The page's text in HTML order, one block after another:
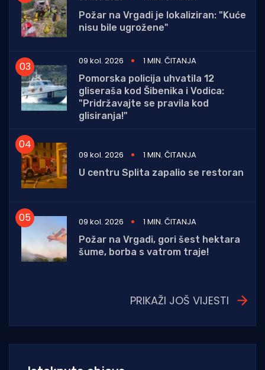
Požar na Vrgadi je lokaliziran: "Kuće
nisu bile ugrožene"
09 kol. 2026
1 MIN. ČITANJA
Pomorska policija uhvatila 12
gliseraša kod Šibenika i Vodica:
"Pridržavajte se pravila kod
glisiranja!"
09 kol. 2026
1 MIN. ČITANJA
U centru Splita zapalio se restoran
09 kol. 2026
1 MIN. ČITANJA
Požar na Vrgadi, gori šest hektara
šume, borba s vatrom traje!
PRIKAŽI JOŠ VIJESTI